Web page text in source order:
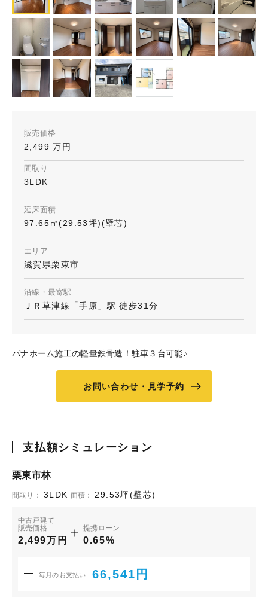
販売価格
2,499 万円
間取り
3LDK
延床面積
97.65㎡(29.53坪)(壁芯)
エリア
滋賀県栗東市
沿線・最寄駅
ＪＲ草津線「手原」駅 徒歩31分
パナホーム施工の軽量鉄骨造！駐車３台可能♪
お問い合わせ・見学予約
支払額シミュレーション
栗東市林
間取り： 3LDK 面積： 29.53坪(壁芯)
中古戸建て
販売価格
2,499万円
提携ローン
0.65%
毎月のお支払い 66,541円